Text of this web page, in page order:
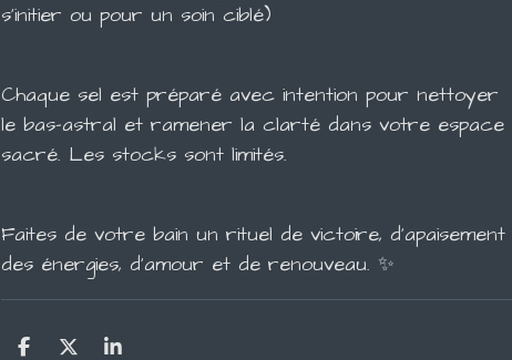
s'initier ou pour un soin ciblé)
Chaque sel est préparé avec intention pour nettoyer
le bas-astral et ramener la clarté dans votre espace
sacré. Les stocks sont limités.
Faites de votre bain un rituel de victoire, d'apaisement
des énergies, d'amour et de renouveau. ✨